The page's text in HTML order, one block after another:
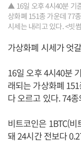
▲ 16일 오후 4시40분 기
상화폐 151종 가운데 77
시세는 내리고 있다. <빗
가상화폐 시세가 엇
16일 오후 4시40분
래되는 가상화폐
다 오르고 있다. 74
비트코인은 1BTC(
돼 24시간 전보다